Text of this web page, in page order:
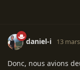
daniel-i 13
Donc, nous avions